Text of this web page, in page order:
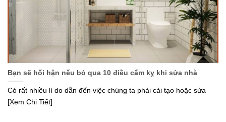
Bạn sẽ hối hận nếu bỏ qua 10 điều cấm kỵ khi sửa nhà
Có rất nhiều lí do dẫn đến việc chúng ta phải cải tạo hoặc sửa
[Xem Chi Tiết]